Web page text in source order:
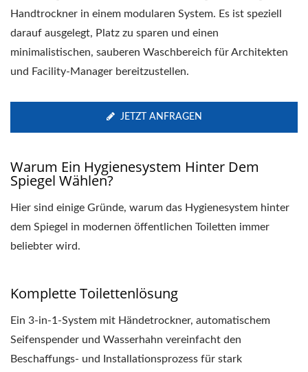
Handtrockner in einem modularen System. Es ist speziell
darauf ausgelegt, Platz zu sparen und einen
minimalistischen, sauberen Waschbereich für Architekten
und Facility-Manager bereitzustellen.
JETZT ANFRAGEN
Warum Ein Hygienesystem Hinter Dem
Spiegel Wählen?
Hier sind einige Gründe, warum das Hygienesystem hinter
dem Spiegel in modernen öffentlichen Toiletten immer
beliebter wird.
Komplette Toilettenlösung
Ein 3-in-1-System mit Händetrockner, automatischem
Seifenspender und Wasserhahn vereinfacht den
Beschaffungs- und Installationsprozess für stark